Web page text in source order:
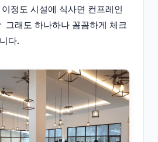
정도 시설에 식사면 컨프레인
그래도 하나하나 꼼꼼하게 체크
다.